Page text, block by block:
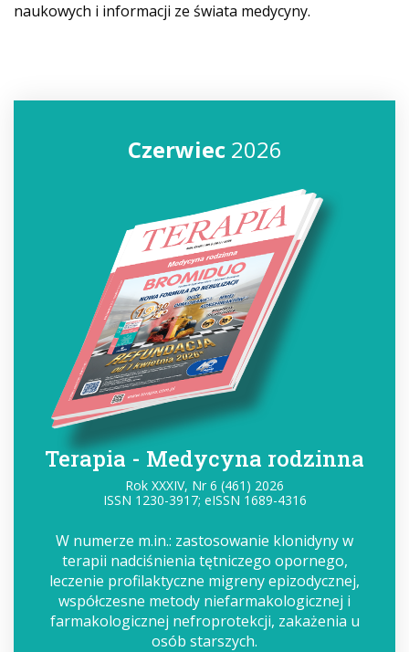
naukowych i informacji ze świata medycyny.
Czerwiec2026
Terapia - Medycyna rodzinna
Rok XXXIV, Nr 6 (461) 2026
ISSN 1230-3917; eISSN 1689-4316
W numerze m.in.: zastosowanie klonidyny w
terapii nadciśnienia tętniczego opornego,
leczenie profilaktyczne migreny epizodycznej,
współczesne metody niefarmakologicznej i
farmakologicznej nefroprotekcji, zakażenia u
osób starszych.